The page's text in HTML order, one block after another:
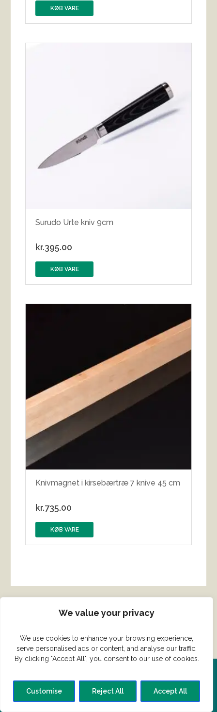
We value your privacy
We use cookies to enhance your browsing experience,
serve personalised ads or content, and analyse our traffic.
By clicking "Accept All", you consent to our use of cookies.
Customise Reject All Accept All
KØB VARE
Surudo Urte kniv 9cm
kr.395.00
KØB VARE
Knivmagnet i kirsebærtræ 7 knive 45 cm
kr.735.00
KØB VARE
Del din ret her!